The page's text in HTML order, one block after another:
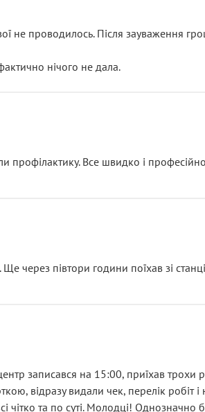
не проводилось. Після зауваження
нічого не дала.
профілактику. Все швидко і
через півтори години поїхав зі
записався на 15:00, приїхав трохи
відразу видали чек, перелік робіт і
та по суті. Молодці! Однозначно